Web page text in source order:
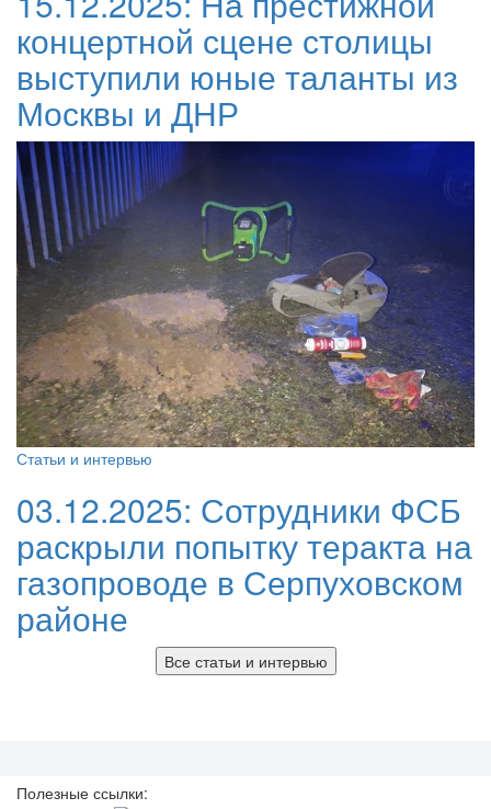
концертной сцене столицы
выступили юные таланты из
Москвы и ДНР
Статьи и интервью
03.12.2025: Сотрудники ФСБ
раскрыли попытку теракта на
газопроводе в Серпуховском
районе
Все статьи и интервью
Полезные ссылки: